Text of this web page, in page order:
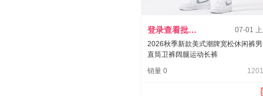
登录查看批发价
07-01
2026秋季新款美式潮牌宽松休闲裤
直筒卫裤阔腿运动长裤
销量 0